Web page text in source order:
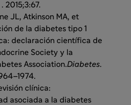
. 2015;3:67.
JL, Atkinson MA, et
de la diabetes tipo 1
declaración científica de
Society y la
Association.Diabetes.
clínica:
asociada a la diabetes